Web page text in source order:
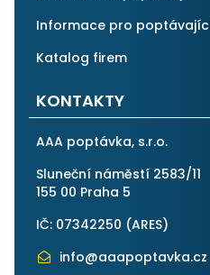
Informace pro
Katalog firem
KONTAKTY
AAA poptávka, s.r.o.
Sluneční náměstí 2583/11
155 00 Praha 5
IČ: 07342250 (ARES)
info@aaapoptavka.cz